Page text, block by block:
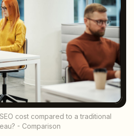
cost compared to a traditional
- Comparison